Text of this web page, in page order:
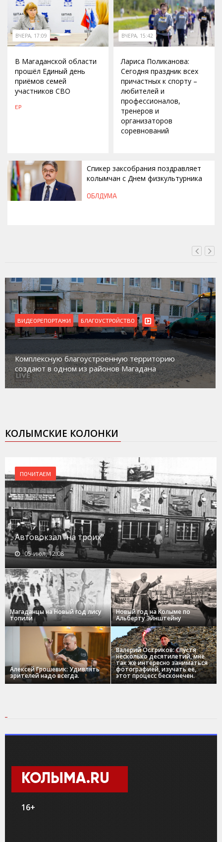
ВЧЕРА, 17:09
В Магаданской области
прошёл Единый день
приёмов семей
участников СВО
ЕР
ВЧЕРА, 15:42
Лариса Поликанова:
Сегодня праздник всех
причастных к спорту –
любителей и
профессионалов,
тренеров и
организаторов
соревнований
Спикер заксобрания поздравляет
колымчан с Днем физкультурника
ОБЛДУМА
ВИДЕОРЕПОРТАЖИ БЛАГОУСТРОЙСТВО
Комплексную благоустроенную территорию
создают в одном из районов Магадана
КОЛЫМСКИЕ КОЛОНКИ
ПОЧИТАЕМ
Автовокзал "на троих"
05-июл, 12:08
Магаданцы на Новый год лису
топили
Новый год на Колыме по
Альберту Эйнштейну
Алексей Грошевик: Удивлять
зрителей надо всегда.
Валерий Остриков: Спустя
несколько десятилетий, мне
так же интересно заниматься
фотографией, изучать ее,
этот процесс бесконечен.
КОЛЫМА.RU
16+